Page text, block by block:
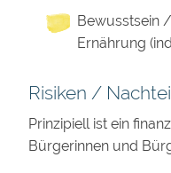
Bewusstsein
Ernährung
Risiken /
Prinzipiell ist ein
Bürgerinnen und